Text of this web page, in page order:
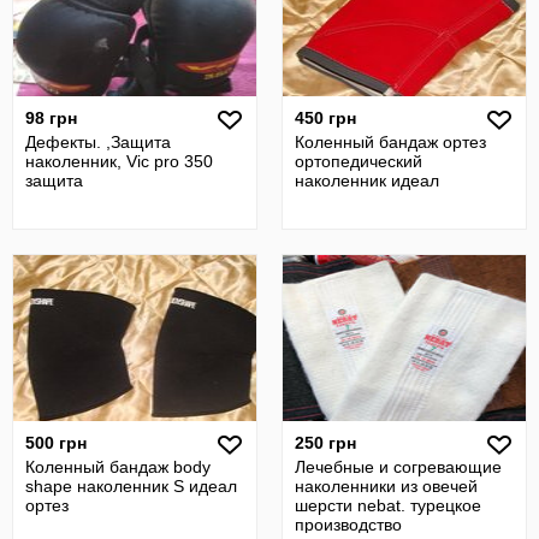
98 грн
Дефекты. ,Защита
наколенник, Vic pro 350
защита
450 грн
Коленный бандаж ортез
ортопедический
наколенник идеал
500 грн
Коленный бандаж body
shape наколенник S идеал
ортез
250 грн
Лечебные и согревающие
наколенники из овечей
шерсти nebat. турецкое
производство